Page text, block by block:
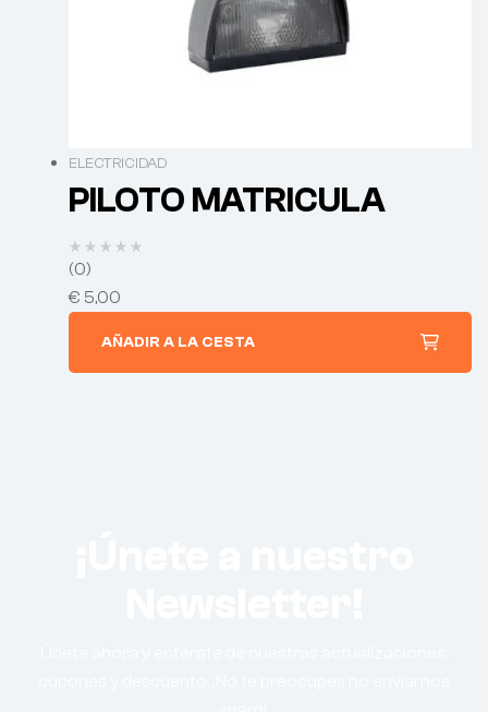
ELECTRICIDAD
PILOTO MATRICULA
(0)
€ 5,00
AÑADIR A LA CESTA